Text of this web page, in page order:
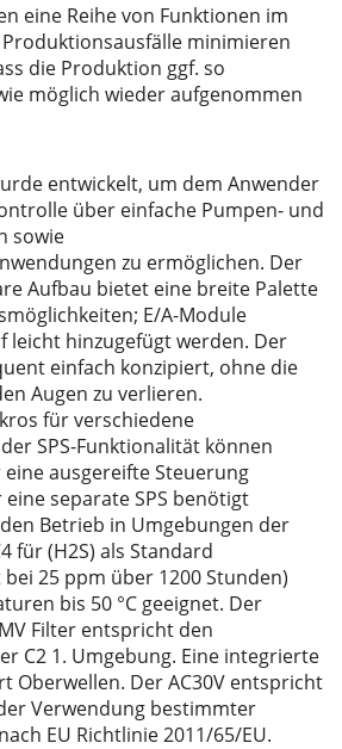
eine Reihe von Funktionen im
minimieren
die Produktion ggf. so
möglich wieder aufgenommen
entwickelt, um dem Anwender
über einfache Pumpen- und
sowie
zu ermöglichen. Der
Aufbau bietet eine breite Palette
E/A-Module
leicht hinzugefügt werden. Der
einfach konzipiert, ohne die
Augen zu verlieren.
für verschiedene
SPS-Funktionalität können
ausgereifte Steuerung
separate SPS benötigt
Betrieb in Umgebungen der
für (H2S) als Standard
25 ppm über 1200 Stunden)
bis 50 °C geeignet. Der
Filter entspricht den
C2 1. Umgebung. Eine integrierte
Oberwellen. Der AC30V entspricht
Verwendung bestimmter
EU Richtlinie 2011/65/EU.